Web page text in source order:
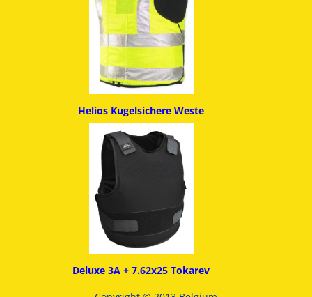
Helios Kugelsichere Weste
Deluxe 3A + 7.62x25 Tokarev